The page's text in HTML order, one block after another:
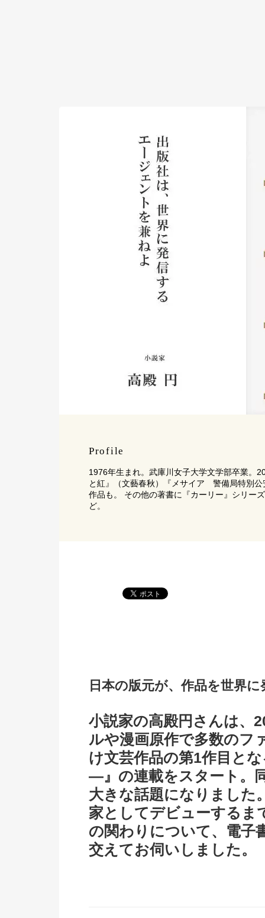
Profile
1976年生まれ。武庫川女子大学文学部卒業。
と紅』（文藝春秋）『メサイア 警備局特別
作品も。 その他の著書に『カーリー』シリー
ど。
日本の版元が、作品を世界
小説家の高殿円さんは、
ルや漫画原作で多数のフ
け文芸作品の第1作目と
―』の連載をスタート。
大きな話題になりました
家としてデビューするま
の関わりについて、電子
交えてお伺いしました。